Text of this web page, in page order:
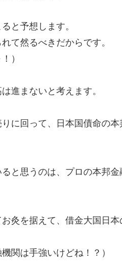
と予想します。
て然るべきだからです。
）
進まないと考えます。
に回って、日本国債命の
と思うのは、プロの本邦
灸を据えて、借金大国日
関は手強いけどね！？）